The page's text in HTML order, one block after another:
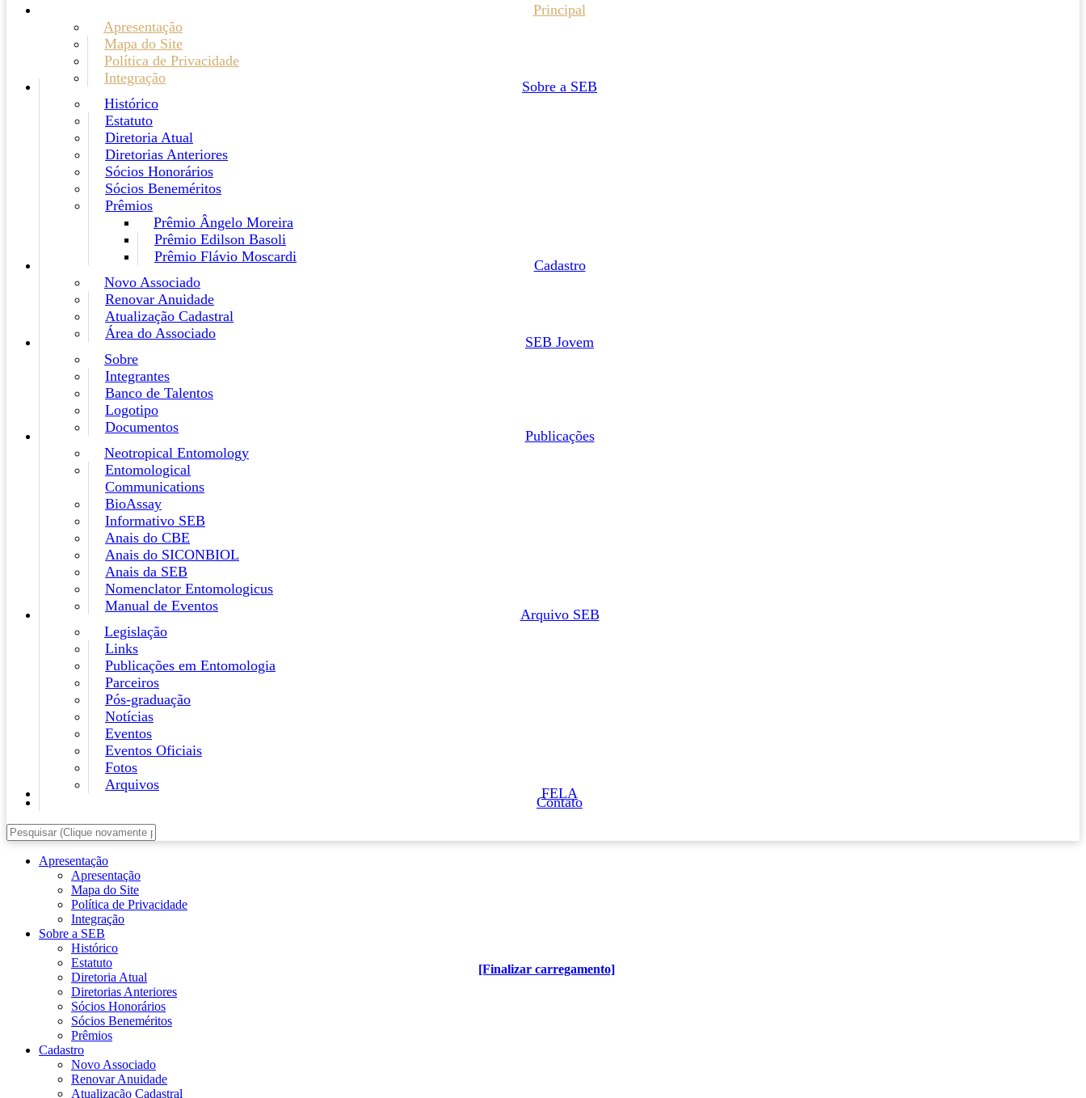
[Finalizar carregamento]
Principal
Apresentação
Mapa do Site
Política de Privacidade
Integração
Sobre a SEB
Histórico
Estatuto
Diretoria Atual
Diretorias Anteriores
Sócios Honorários
Sócios Beneméritos
Prêmios
Prêmio Ângelo Moreira
Prêmio Edilson Basoli
Prêmio Flávio Moscardi
Cadastro
Novo Associado
Renovar Anuidade
Atualização Cadastral
Área do Associado
SEB Jovem
Sobre
Integrantes
Banco de Talentos
Logotipo
Documentos
Publicações
Neotropical Entomology
Entomological
Communications
BioAssay
Informativo SEB
Anais do CBE
Anais do SICONBIOL
Anais da SEB
Nomenclator Entomologicus
Manual de Eventos
Arquivo SEB
Legislação
Links
Publicações em Entomologia
Parceiros
Pós-graduação
Notícias
Eventos
Eventos Oficiais
Fotos
Arquivos
FELA
Contato
Apresentação
Apresentação
Mapa do Site
Política de Privacidade
Integração
Sobre a SEB
Histórico
Estatuto
Diretoria Atual
Diretorias Anteriores
Sócios Honorários
Sócios Beneméritos
Prêmios
Cadastro
Novo Associado
Renovar Anuidade
Atualização Cadastral